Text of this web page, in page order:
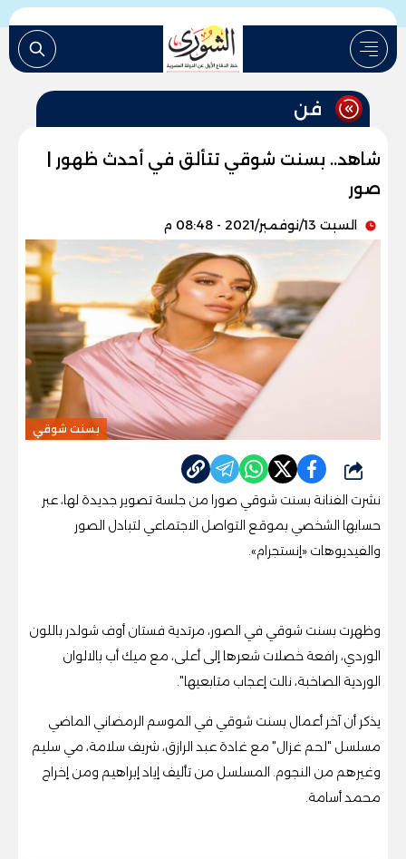
فن
شاهد.. بسنت شوقي تتألق في أحدث ظهور |
صور
السبت 13/نوفمبر/2021 - 08:48 م
بسنت شوقي
شارك
نشرت الفنانة بسنت شوقي صورا من جلسة تصوير جديدة لها، عبر
حسابها الشخصي بموقع التواصل الاجتماعي لتبادل الصور
والفيديوهات «إنستجرام».
وظهرت بسنت شوقي في الصور، مرتدية فستان أوف شولدر باللون
الوردي، رافعة خصلات شعرها إلى أعلى، مع ميك أب بالالوان
الوردية الصاخبة، نالت إعجاب متابعيها".
يذكر أن آخر أعمال بسنت شوقي في الموسم الرمضاني الماضي
مسلسل "لحم غزال" مع غادة عبد الرازق، شريف سلامة، مي سليم
وغيرهم من النجوم. المسلسل من تأليف إياد إبراهيم ومن إخراج
محمد أسامة